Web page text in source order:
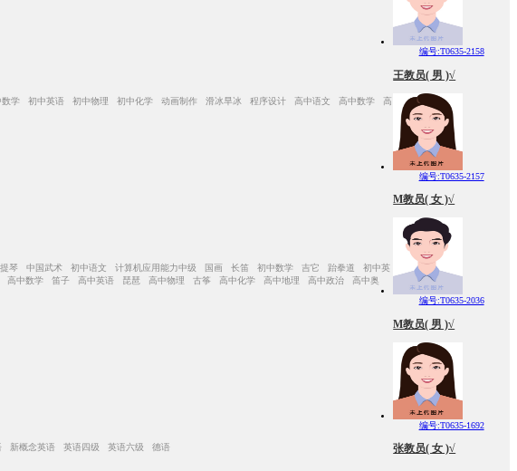
学 初中英语 初中物理 初中化学 动画制作 滑冰旱冰 程序设计 高中语文 高中数学 高
琴 中国武术 初中语文 计算机应用能力中级 国画 长笛 初中数学 吉它 跆拳道 初中英
中数学 笛子 高中英语 琵琶 高中物理 古筝 高中化学 高中地理 高中政治 高中奥
新概念英语 英语四级 英语六级 德语
编号:T0635-2158
王教员( 男 )√
编号:T0635-2157
M教员( 女 )√
编号:T0635-2036
M教员( 男 )√
编号:T0635-1692
张教员( 女 )√